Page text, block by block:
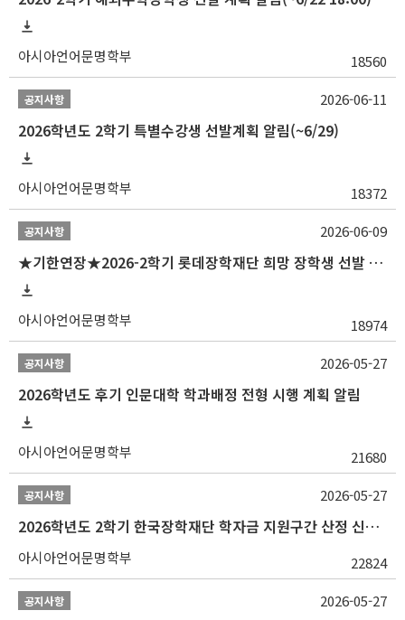
아시아언어문명학부 18560
공지사항
2026학년도 2학기 특별수강생 선발계획 알림(~6/29)
아시아언어문명학부 18372
2026-06-11
공지사항
★기한연장★2026-2학기 롯데장학재단 희망 장학생 선발 안내(~6/15
아시아언어문명학부 18974
2026-06-09
공지사항
2026학년도 후기 인문대학 학과배정 전형 시행 계획 알림
아시아언어문명학부 21680
2026-05-27
공지사항
2026학년도 2학기 한국장학재단 학자금 지원구간 산정 신청 안내
아시아언어문명학부 22824
2026-05-27
공지사항 2026-05-27